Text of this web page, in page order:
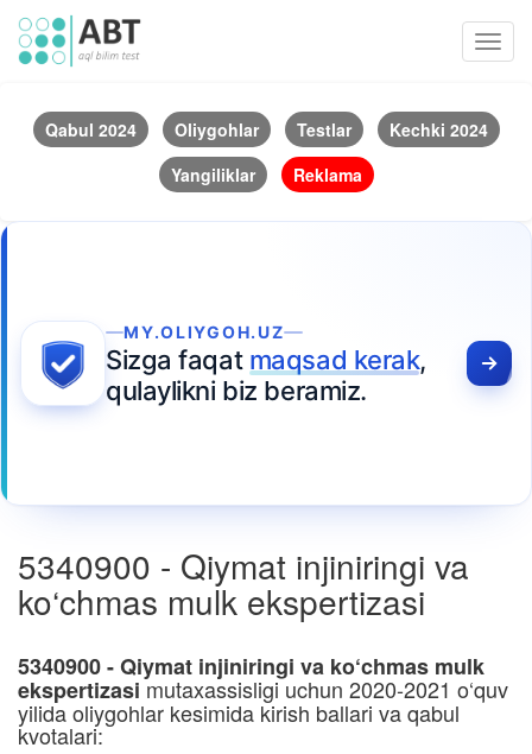
Qabul 2024 Oliygohlar Testlar
Kechki 2024
Yangiliklar
Reklama
MY.OLIYGOH.UZ
Sizga faqat maqsad kerak,
qulaylikni biz beramiz.
5340900 - Qiymat injiniringi va
ko‘chmas mulk ekspertizasi
5340900 - Qiymat injiniringi va ko‘chmas mulk
ekspertizasimutaxassisligi uchun 2020-2021 o‘quv
yilida oliygohlar kesimida kirish ballari va qabul
kvotalari: